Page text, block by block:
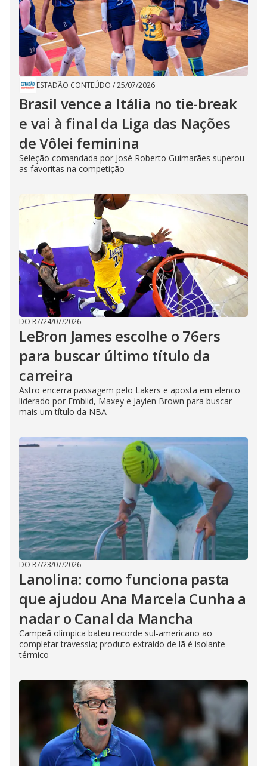
ESTADÃO CONTEÚDO /25/07/2026
Brasil vence a Itália no tie-break
e vai à final da Liga das Nações
de Vôlei feminina
Seleção comandada por José Roberto Guimarães superou
as favoritas na competição
DO R7/24/07/2026
LeBron James escolhe o 76ers
para buscar último título da
carreira
Astro encerra passagem pelo Lakers e aposta em elenco
liderado por Embiid, Maxey e Jaylen Brown para buscar
mais um título da NBA
DO R7/23/07/2026
Lanolina: como funciona pasta
que ajudou Ana Marcela Cunha a
nadar o Canal da Mancha
Campeã olímpica bateu recorde sul-americano ao
completar travessia; produto extraído de lã é isolante
térmico